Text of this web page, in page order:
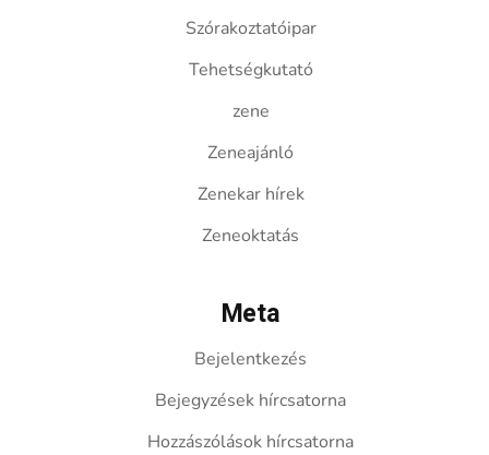
Szórakoztatóipar
Tehetségkutató
zene
Zeneajánló
Zenekar hírek
Zeneoktatás
Meta
Bejelentkezés
Bejegyzések hírcsatorna
Hozzászólások hírcsatorna